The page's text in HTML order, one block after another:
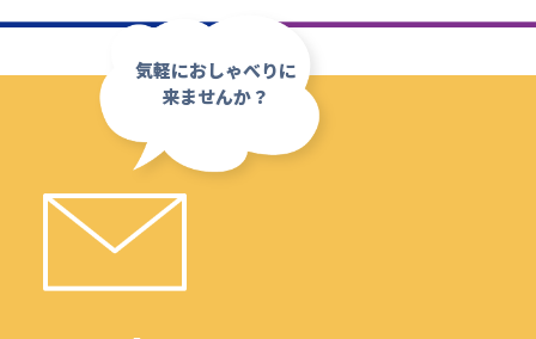
気軽におしゃべりに
来ませんか？